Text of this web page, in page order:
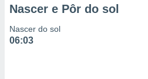
Nascer e Pôr do sol
Nascer do sol
06:03